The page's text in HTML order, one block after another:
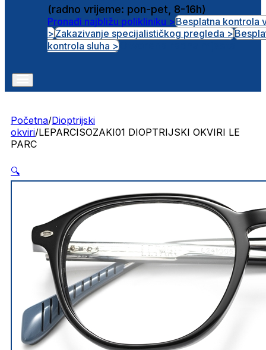
(radno vrijeme: pon-pet, 8-16h)
Pronađi najbližu polikliniku >Besplatna kontrola
>Zakazivanje specijalističkog pregleda >
kontrola sluha >
Početna/Dioptrijski
okviri/LEPARCISOZAKI01 DIOPTRIJSKI OKVIRI LE
PARC
🔍